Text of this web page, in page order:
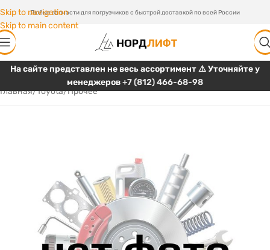
Skip to navigation
Skip to main content
Любые запчасти для погрузчиков с быстрой доставкой по всей России
На сайте представлен не весь ассортимент ⚠️ Уточняйте у
менеджеров+7 (812) 466-68-98
Главная/Toyota/Прочее